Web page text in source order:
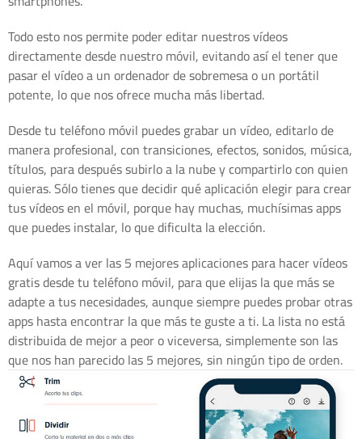
Todo esto nos permite poder editar nuestros vídeos
directamente desde nuestro móvil, evitando así el tener que
pasar el vídeo a un ordenador de sobremesa o un portátil
potente, lo que nos ofrece mucha más libertad.
Desde tu teléfono móvil puedes grabar un vídeo, editarlo de
manera profesional, con transiciones, efectos, sonidos, música,
títulos, para después subirlo a la nube y compartirlo con quien
quieras. Sólo tienes que decidir qué aplicación elegir para crear
tus vídeos en el móvil, porque hay muchas, muchísimas apps
que puedes instalar, lo que dificulta la elección.
Aquí vamos a ver las 5 mejores aplicaciones para hacer vídeos
gratis desde tu teléfono móvil, para que elijas la que más se
adapte a tus necesidades, aunque siempre puedes probar otras
apps hasta encontrar la que más te guste a ti. La lista no está
distribuida de mejor a peor o viceversa, simplemente son las
que nos han parecido las 5 mejores, sin ningún tipo de orden.